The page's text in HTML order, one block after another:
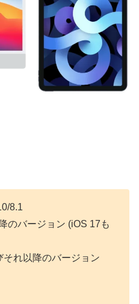
8.1
のバージョン (iOS 17も
れ以降のバージョン